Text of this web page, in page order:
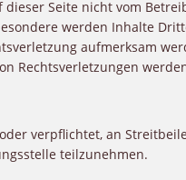
dieser Seite nicht vom
werden Inhalte
aufmerksam
Rechtsverletzungen
verpflichtet, an
teilzunehmen.